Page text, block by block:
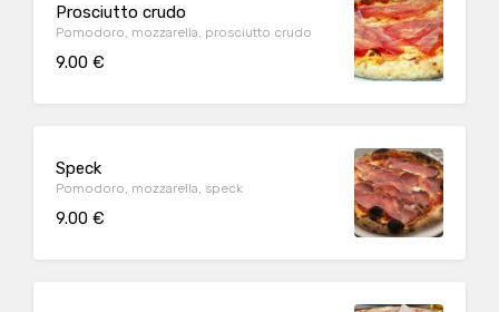
Prosciutto crudo
Pomodoro, mozzarella, prosciutto crudo
9.00 €
Speck
Pomodoro, mozzarella, speck
9.00 €